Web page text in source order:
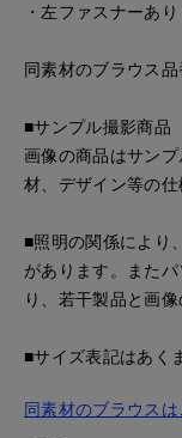
・左ファスナーあり
同素材のブラウス
■サンプル撮影商品
画像の商品はサン
材、デザイン等の仕
■照明の関係により
があります。また
り、若干製品と画
■サイズ表記はあく
同素材のブラウスは